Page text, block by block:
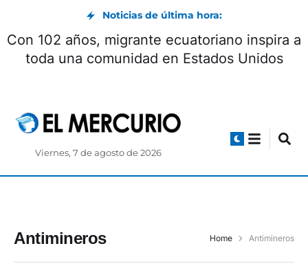
Noticias de última hora:
Con 102 años, migrante ecuatoriano inspira a
toda una comunidad en Estados Unidos
Viernes, 7 de agosto de 2026
Antimineros Home Antimineros